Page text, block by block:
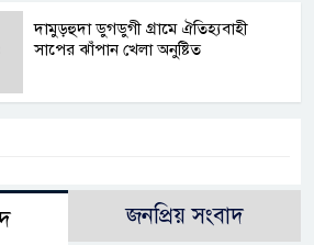
দামুড়হুদা ডুগডুগী গ্রামে ঐতিহ্যবাহী
সাপের ঝাঁপান খেলা অনুষ্টিত
জনপ্রিয় সংবাদ